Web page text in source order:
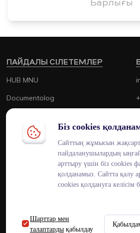
ПАЙДАЛЫ СІЛЕТЕМЛЕР
HUB MNU
Documentolog
Canvas
Platonus
Біз cookies
Сайттың жұмысын
пайдаланушылардың
арттыру үшін біз cookies
қолданамыз. Сайтта қалу
cookies қолдануға келісім
Шарттар мен
талаптарды қабылдау